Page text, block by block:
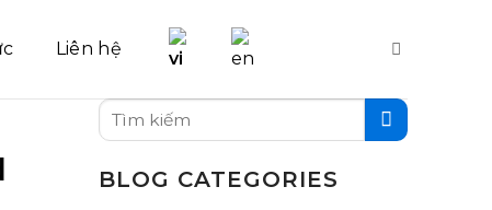
Liên hệ
BLOG CATEGORIES